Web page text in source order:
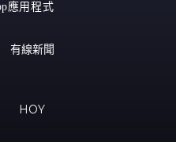
應用程式
有線新聞
HOY